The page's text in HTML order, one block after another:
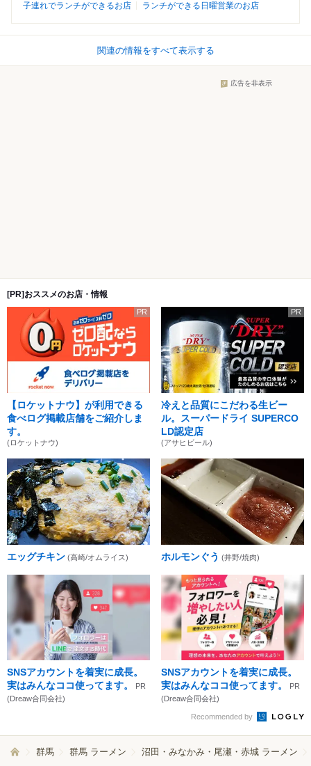
子連れでランチができるお店 ランチができる日曜営業のお店
関連の情報をすべて表示する
広告を非表示
[PR]おススメのお店・情報
PR
【ロケットナウ】が利用できる
食べログ掲載店舗をご紹介しま
す。
(ロケットナウ)
PR
冷えと品質にこだわる生ビー
ル。スーパードライ SUPERCO
LD認定店
(アサヒビール)
エッグチキン (高崎/オムライス) ホルモンぐう (井野/焼肉)
SNSアカウントを着実に成長。
実はみんなココ使ってます。
PR
(Dreaw合同会社)
SNSアカウントを着実に成長。
実はみんなココ使ってます。
PR
(Dreaw合同会社)
Recommended by
群馬 群馬 ラーメン 沼田・みなかみ・尾瀬・赤城 ラーメン